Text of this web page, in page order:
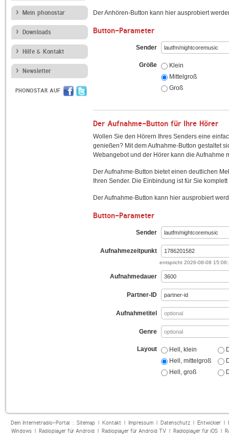
Mein phonostar
Downloads
Hilfe & Kontakt
Newsletter
PHONOSTAR AUF
Der Anhören-Button kann hier ausprobiert
Button-Parameter
Sender
Größe
Klein
Mittelgroß
Groß
Der Aufnahme-Button für Ihre Hörer
Wollen Sie den Hörern Ihres Senders eine
genießen? Mit dem Aufnahme-Button gestaltet
Webangebot und der Hörer kann die Aufnahme
Der Aufnahme-Button bietet einen deutlichen
Ihren Sender. Die Einbindung ist für Sie
Der Aufnahme-Button kann hier ausprobiert
Button-Parameter
Sender
Aufnahmezeitpunkt
entspricht 2026-08-08
Aufnahmedauer
Partner-ID
Aufnahmetitel
Genre
Layout
Hell, klein
Hell, mittelgroß
Hell, groß
Dein Internetradio-Portal : Sitemap| Kontakt| Impressum| Datenschutz| Entwickler|
Windows| Radioplayer für Android| Radioplayer für Android TV| Radioplayer für iOS|